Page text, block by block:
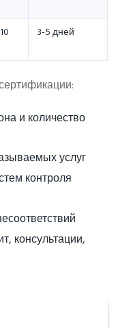
3-5 дней
и количество
услуг
контроля
консультации,